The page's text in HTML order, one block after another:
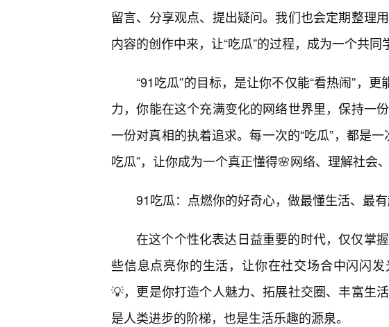
留言、分享观点、提出疑问。我们也会定期整理
内容的创作中来，让“吃瓜”的过程，成为一个共同
“91吃瓜”的目标，是让你不仅能“看热闹”，
力，你能在这个充满变化的网络世界里，保持一
一份对真相的执着追求。每一次的“吃瓜”，都是
吃瓜”，让你成为一个真正懂得🌸网络、理解社会、
91吃瓜：点燃你的好奇心，做最懂生活、最
在这个个性化表达日益重要的时代，仅仅掌
些信息点亮你的生活，让你在社交场合中闪闪
💡，更是你打造个人魅力、拓展社交圈、丰富生
是人类进步的阶梯，也是生活乐趣的源泉。